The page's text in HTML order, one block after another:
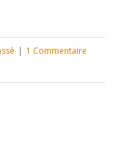
| 1 Commentaire